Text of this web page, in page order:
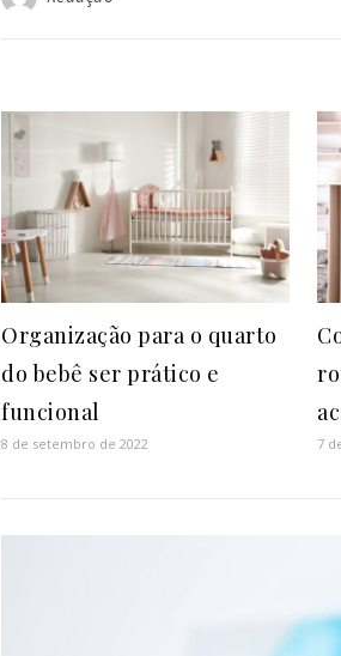
Organização para o quarto
do bebê ser prático e
funcional
8 de setembro de 2022 7